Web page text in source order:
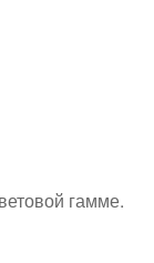
гамме.